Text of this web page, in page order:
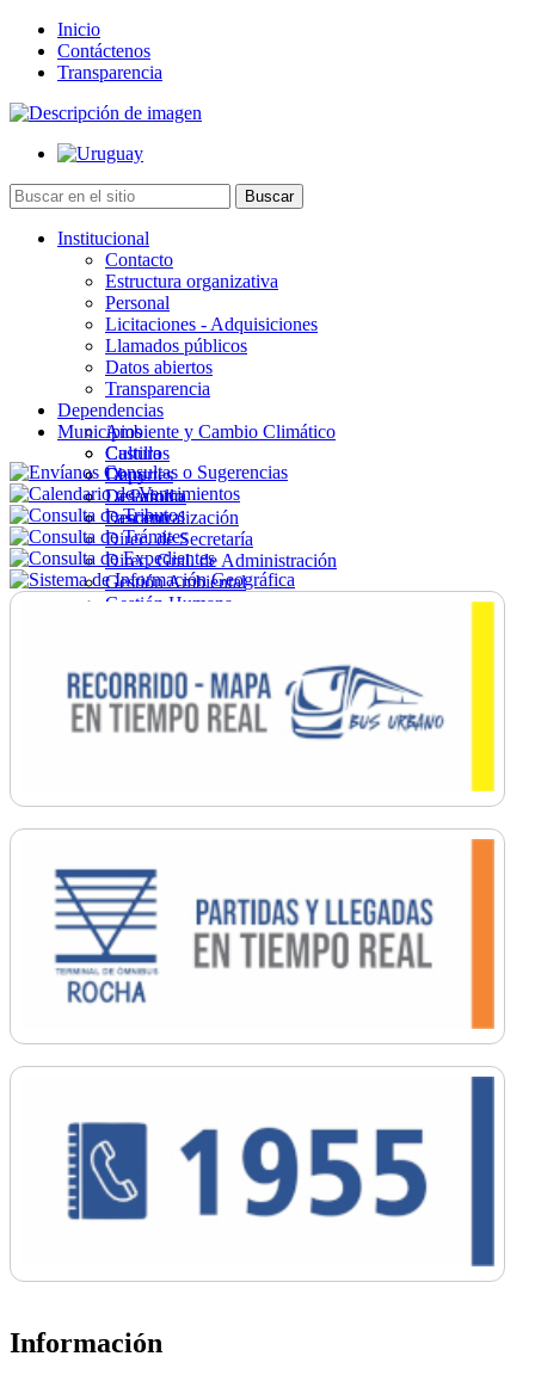
Inicio
Contáctenos
Transparencia
Institucional
Contacto
Estructura organizativa
Personal
Licitaciones - Adquisiciones
Llamados públicos
Datos abiertos
Transparencia
Dependencias
Ambiente y Cambio Climático
Cultura
Deportes
Desarrollo
Descentralización
Direc. de Secretaría
Direc. Gral. de Administración
Gestión Ambiental
Gestión Humana
Ordenamiento
Promoción Social
Salud
Secretaría General
Municipios
Castillos
Chuy
La Paloma
Lascano
Información